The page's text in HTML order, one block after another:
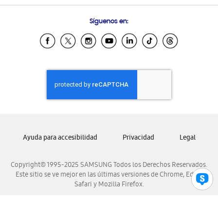
Samsung Ecuador
Samsung El Salvador
Samsung Honduras
Samsung Nicaragua
Samsung Panamá
Samsung Venezuela
Síguenos en:
Copyright© 1995-2025 SAMSUNG Todos los Derechos Reservados.
Este sitio se ve mejor en las últimas versiones de Chrome, Edge,
Safari y Mozilla Firefox.
Ayuda para accesibilidad Privacidad Legal